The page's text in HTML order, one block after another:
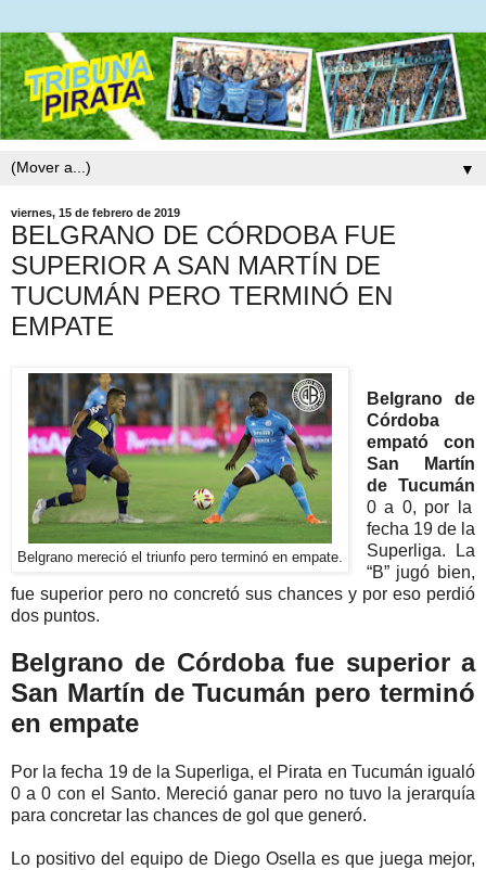
▼
viernes, 15 de febrero de 2019
BELGRANO DE CÓRDOBA FUE
SUPERIOR A SAN MARTÍN DE
TUCUMÁN PERO TERMINÓ EN
EMPATE
Belgrano mereció el triunfo pero terminó en empate.
Belgrano de
Córdoba
empató con
San Martín
de Tucumán
0 a 0, por la
fecha 19 de la
Superliga. La
“B” jugó bien,
fue superior pero no concretó sus chances y por eso perdió
dos puntos.
Belgrano de Córdoba fue superior a
San Martín de Tucumán pero terminó
en empate
Por la fecha 19 de la Superliga, el Pirata en Tucumán igualó
0 a 0 con el Santo. Mereció ganar pero no tuvo la jerarquía
para concretar las chances de gol que generó.
Lo positivo del equipo de Diego Osella es que juega mejor,